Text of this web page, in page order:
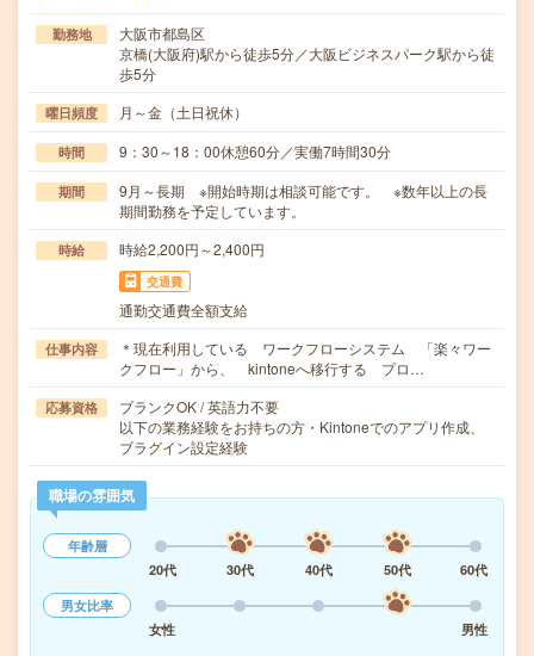
勤務地
大阪市都島区
京橋(大阪府)駅から徒歩5分／大阪ビジネスパーク駅から徒
歩5分
曜日頻度 月～金（土日祝休）
時間 9：30～18：00休憩60分／実働7時間30分
期間
9月～長期 ※開始時期は相談可能です。 ※数年以上の長
期間勤務を予定しています。
時給 時給2,200円～2,400円
交通費
通勤交通費全額支給
仕事内容
＊現在利用している ワークフローシステム 「楽々ワー
クフロー」から、 kintoneへ移行する プロ…
応募資格
ブランクOK / 英語力不要
以下の業務経験をお持ちの方・Kintoneでのアプリ作成、
ブラグイン設定経験
職場の雰囲気
年齢層
20代
30代 40代 50代
60代
男女比率
女性
男性